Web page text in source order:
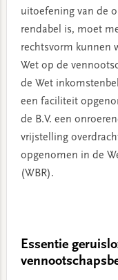
uitoefening van de
rendabel is, moet
rechtsvorm kunnen
Wet op de
de Wet
een faciliteit
de B.V. een
vrijstelling
opgenomen in de
(WBR).
Essentie